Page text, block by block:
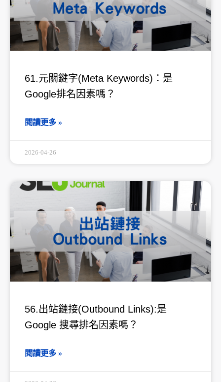
61.元關鍵字(Meta Keywords)：是
Google排名因素嗎？
閱讀更多 »
2026-04-26
56.出站鏈接(Outbound Links):是
Google 搜尋排名因素嗎？
閱讀更多 »